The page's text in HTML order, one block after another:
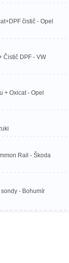
čistič - Opel
Čistič DPF - VW
+ Oxicat - Opel
Rail - Škoda
- Bohumír